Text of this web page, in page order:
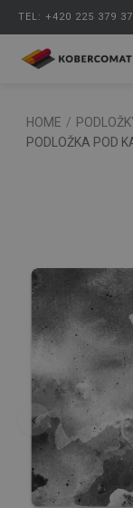
TEL: +420 225 379
HOME /
PODLOŽKA POD
‹